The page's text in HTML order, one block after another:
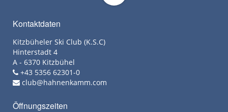
Kontaktdaten
Kitzbüheler Ski Club (K.S.C)
Hinterstadt 4
A - 6370 Kitzbühel
+43 5356 62301-0
club@hahnenkamm.com
Öffnungszeiten